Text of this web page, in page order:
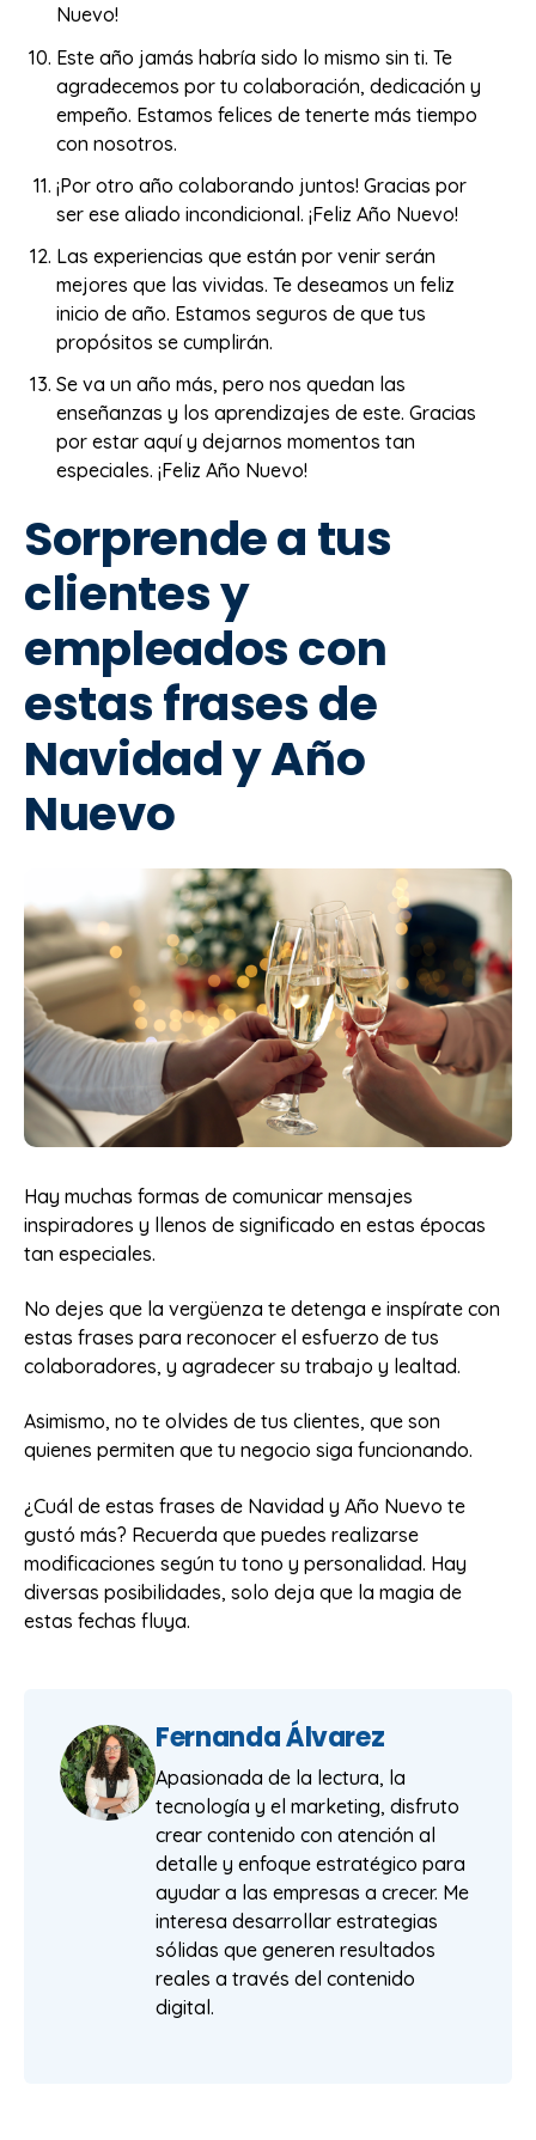
Nuevo!
Este año jamás habría sido lo mismo sin ti. Te
agradecemos por tu colaboración, dedicación y
empeño. Estamos felices de tenerte más tiempo
con nosotros.
¡Por otro año colaborando juntos! Gracias por
ser ese aliado incondicional. ¡Feliz Año Nuevo!
Las experiencias que están por venir serán
mejores que las vividas. Te deseamos un feliz
inicio de año. Estamos seguros de que tus
propósitos se cumplirán.
Se va un año más, pero nos quedan las
enseñanzas y los aprendizajes de este. Gracias
por estar aquí y dejarnos momentos tan
especiales. ¡Feliz Año Nuevo!
Sorprende a tus
clientes y
empleados con
estas frases de
Navidad y Año
Nuevo
Hay muchas formas de comunicar mensajes
inspiradores y llenos de significado en estas épocas
tan especiales.
No dejes que la vergüenza te detenga e inspírate con
estas frases para reconocer el esfuerzo de tus
colaboradores, y agradecer su trabajo y lealtad.
Asimismo, no te olvides de tus clientes, que son
quienes permiten que tu negocio siga funcionando.
¿Cuál de estas frases de Navidad y Año Nuevo te
gustó más? Recuerda que puedes realizarse
modificaciones según tu tono y personalidad. Hay
diversas posibilidades, solo deja que la magia de
estas fechas fluya.
Fernanda Álvarez
Apasionada de la lectura, la
tecnología y el marketing, disfruto
crear contenido con atención al
detalle y enfoque estratégico para
ayudar a las empresas a crecer. Me
interesa desarrollar estrategias
sólidas que generen resultados
reales a través del contenido
digital.